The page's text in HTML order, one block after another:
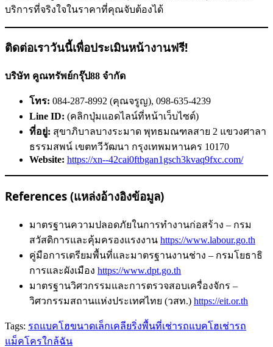
บริการที่จริงใจในราคาที่คุณจับต้องได้
ติดต่อเราวันนี้เพื่อประเมินหน้างานฟรี!
บริษัท คูณทรัพย์กรุ๊ป88 จำกัด
โทร: 084-287-8992 (คุณจรูญ), 098-635-4239
Line ID: (คลิกปุ่มแอดไลน์ที่หน้าเว็บไซต์)
ที่อยู่: สุขาภิบาลบางระมาด พุทธมณฑลสาย 2 แขวงศาลา
ธรรมสพน์ เขตทวีวัฒนา กรุงเทพมหานคร 10170
Website: https://xn--42cai0ftbgan1gsch3kvaq9fxc.com/
References (แหล่งอ้างอิงข้อมูล)
มาตรฐานความปลอดภัยในการทำงานก่อสร้าง – กรม
สวัสดิการและคุ้มครองแรงงาน https://www.labour.go.th
คู่มือการเตรียมพื้นที่และมาตรฐานงานช่าง – กรมโยธาธิ
การและผังเมือง https://www.dpt.go.th
มาตรฐานวิศวกรรมและการตรวจสอบเครื่องจักร –
วิศวกรรมสถานแห่งประเทศไทย (วสท.) https://eit.or.th
Tags: รถแบคโฮขนาดเล็กเคลียริ่งพื้นที่เช่ารถแบคโฮเช่ารถ
แม็คโครใกล้ฉัน